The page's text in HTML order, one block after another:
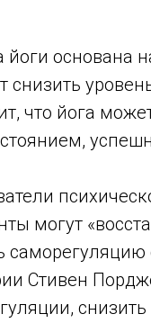
йоги основана
снизить
что йога
могут
Стивен